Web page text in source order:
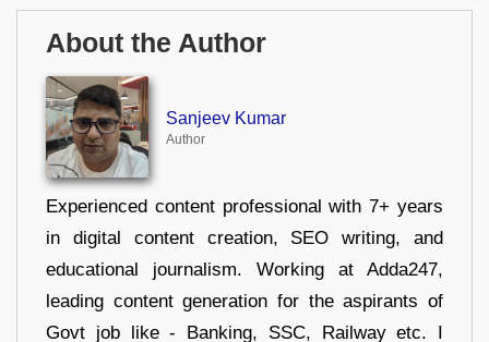
About the Author
Sanjeev Kumar
Author
Experienced content professional with 7+ years
in digital content creation, SEO writing, and
educational journalism. Working at Adda247,
leading content generation for the aspirants of
Govt job like - Banking, SSC, Railway etc. I